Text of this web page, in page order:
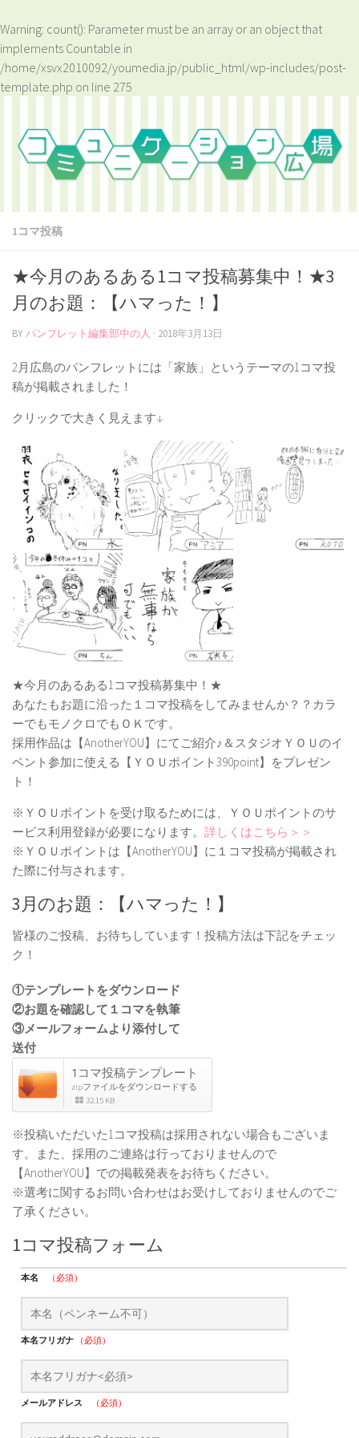
Warning: count(): Parameter must be an array or an object that
implements Countable in
/home/xsvx2010092/youmedia.jp/public_html/wp-includes/post-
template.php on line 275
1コマ投稿
★今月のあるある1コマ投稿募集中！★3
月のお題：【ハマった！】
BYパンフレット編集部中の人 · 2018年3月13日
2月広島のパンフレットには「家族」というテーマの1コマ投
稿が掲載されました！
クリックで大きく見えます↓
★今月のあるある1コマ投稿募集中！★
あなたもお題に沿った１コマ投稿をしてみませんか？？カラ
ーでもモノクロでもＯＫです。
採用作品は【AnotherYOU】にてご紹介♪＆スタジオＹＯＵのイ
ベント参加に使える【ＹＯＵポイント390point】をプレゼン
ト！
※ＹＯＵポイントを受け取るためには、ＹＯＵポイントのサ
ービス利用登録が必要になります。 詳しくはこちら＞＞
※ＹＯＵポイントは【AnotherYOU】に１コマ投稿が掲載され
た際に付与されます。
3月のお題：【ハマった！】
皆様のご投稿、お待ちしています！投稿方法は下記をチェッ
ク！
①テンプレートをダウンロード
②お題を確認して１コマを執筆
③メールフォームより添付して
送付
1コマ投稿テンプレート
zipファイルをダウンロードする
32.15 KB
※投稿いただいた1コマ投稿は採用されない場合もございま
す。また、採用のご連絡は行っておりませんので
【AnotherYOU】での掲載発表をお待ちください。
※選考に関するお問い合わせはお受けしておりませんのでご
了承ください。
1コマ投稿フォーム
本名 （必須）
本名フリガナ （必須）
メールアドレス （必須）